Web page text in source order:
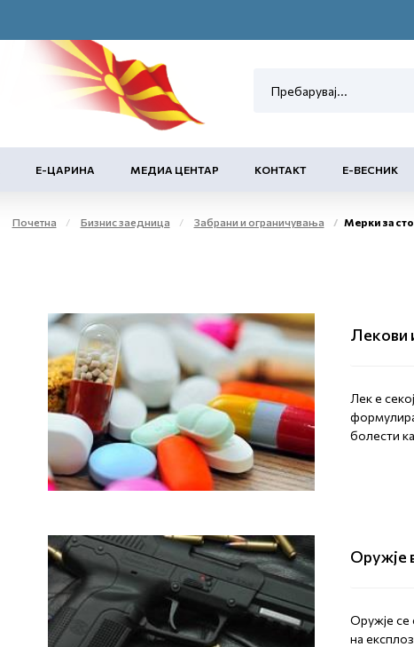
Е-ЦАРИНА МЕДИА ЦЕНТАР КОНТАКТ Е-ВЕСНИК
Почетна Бизнис заедница Забрани и ограничувања Мерки за
Лекови
Лек е
болести
Оружје
Оружје се
на